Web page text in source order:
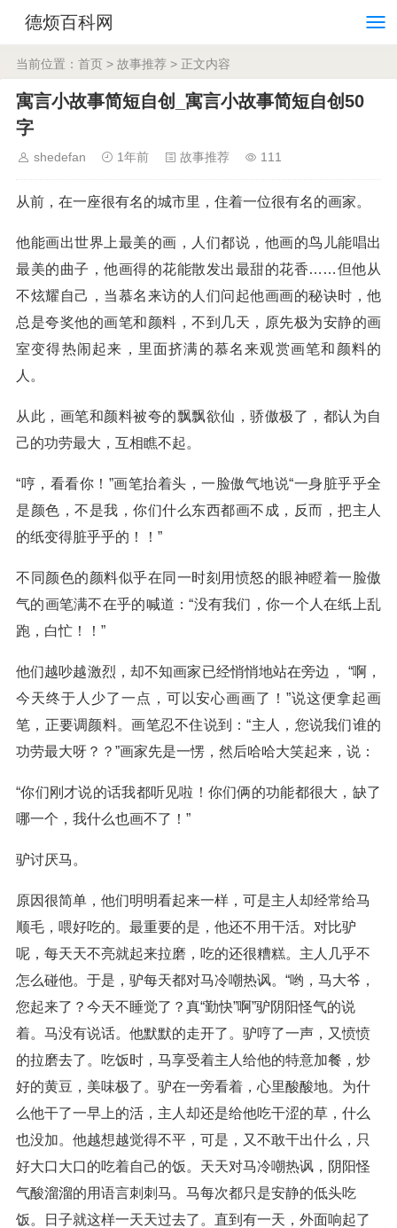
德烦百科网
当前位置： 首页 > 故事推荐 > 正文内容
寓言小故事简短自创_寓言小故事简短自创50
字
shedefan 1年前 故事推荐 111
从前，在一座很有名的城市里，住着一位很有名的画家。
他能画出世界上最美的画，人们都说，他画的鸟儿能唱出
最美的曲子，他画得的花能散发出最甜的花香……但他从
不炫耀自己，当慕名来访的人们问起他画画的秘诀时，他
总是夸奖他的画笔和颜料，不到几天，原先极为安静的画
室变得热闹起来，里面挤满的慕名来观赏画笔和颜料的
人。
从此，画笔和颜料被夸的飘飘欲仙，骄傲极了，都认为自
己的功劳最大，互相瞧不起。
“哼，看看你！”画笔抬着头，一脸傲气地说“一身脏乎乎全
是颜色，不是我，你们什么东西都画不成，反而，把主人
的纸变得脏乎乎的！！”
不同颜色的颜料似乎在同一时刻用愤怒的眼神瞪着一脸傲
气的画笔满不在乎的喊道：“没有我们，你一个人在纸上乱
跑，白忙！！”
他们越吵越激烈，却不知画家已经悄悄地站在旁边， “啊，
今天终于人少了一点，可以安心画画了！”说这便拿起画
笔，正要调颜料。画笔忍不住说到：“主人，您说我们谁的
功劳最大呀？？”画家先是一愣，然后哈哈大笑起来，说：
“你们刚才说的话我都听见啦！你们俩的功能都很大，缺了
哪一个，我什么也画不了！”
驴讨厌马。
原因很简单，他们明明看起来一样，可是主人却经常给马
顺毛，喂好吃的。最重要的是，他还不用干活。对比驴
呢，每天天不亮就起来拉磨，吃的还很糟糕。主人几乎不
怎么碰他。于是，驴每天都对马冷嘲热讽。“哟，马大爷，
您起来了？今天不睡觉了？真“勤快”啊”驴阴阳怪气的说
着。马没有说话。他默默的走开了。驴哼了一声，又愤愤
的拉磨去了。吃饭时，马享受着主人给他的特意加餐，炒
好的黄豆，美味极了。驴在一旁看着，心里酸酸地。为什
么他干了一早上的活，主人却还是给他吃干涩的草，什么
也没加。他越想越觉得不平，可是，又不敢干出什么，只
好大口大口的吃着自己的饭。天天对马冷嘲热讽，阴阳怪
气酸溜溜的用语言刺刺马。马每次都只是安静的低头吃
饭。日子就这样一天天过去了。直到有一天，外面响起了